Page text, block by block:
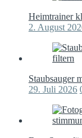
Heimtrainer
2. August
Staubsauger
29. Juli 2026